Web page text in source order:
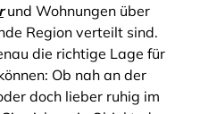
und Wohnungen über
Region verteilt sind.
die richtige Lage für
Ob nah an der
doch lieber ruhig im